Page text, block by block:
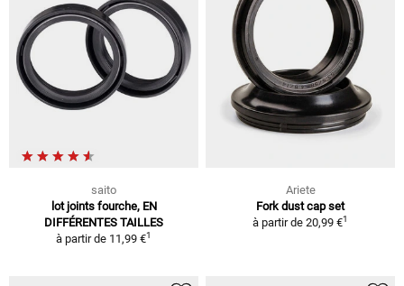
saito
lot joints fourche, EN
DIFFÉRENTES TAILLES
à partir de 11,99 €1
Ariete
Fork dust cap set
à partir de 20,99 €1